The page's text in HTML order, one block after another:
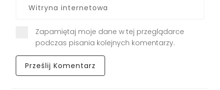
Zapamiętaj moje dane w tej przeglądarce
podczas pisania kolejnych komentarzy.